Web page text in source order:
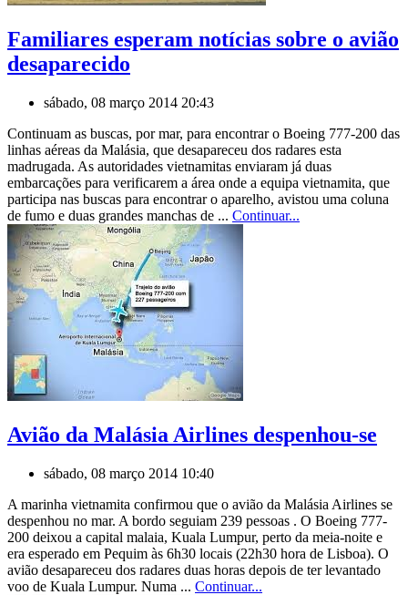
Familiares esperam notícias sobre o avião
desaparecido
sábado, 08 março 2014 20:43
Continuam as buscas, por mar, para encontrar o Boeing 777-200 das
linhas aéreas da Malásia, que desapareceu dos radares esta
madrugada. As autoridades vietnamitas enviaram já duas
embarcações para verificarem a área onde a equipa vietnamita, que
participa nas buscas para encontrar o aparelho, avistou uma coluna
de fumo e duas grandes manchas de ... Continuar...
Avião da Malásia Airlines despenhou-se
sábado, 08 março 2014 10:40
A marinha vietnamita confirmou que o avião da Malásia Airlines se
despenhou no mar. A bordo seguiam 239 pessoas . O Boeing 777-
200 deixou a capital malaia, Kuala Lumpur, perto da meia-noite e
era esperado em Pequim às 6h30 locais (22h30 hora de Lisboa). O
avião desapareceu dos radares duas horas depois de ter levantado
voo de Kuala Lumpur. Numa ... Continuar...